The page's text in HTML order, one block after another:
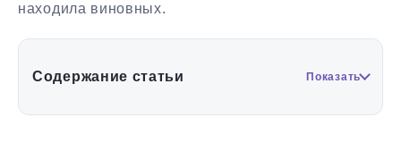
находила виновных.
Содержание статьи Показать